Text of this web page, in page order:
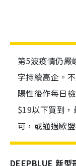
第5波疫情仍
字持續高企。
陽性後作每日
$19以下買到
可，或通過歐
DEEPBLUE 新